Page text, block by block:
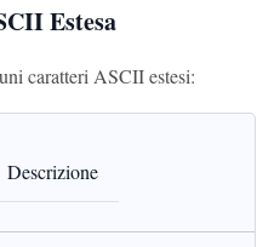
Estesa
caratteri ASCII estesi:
Descrizione